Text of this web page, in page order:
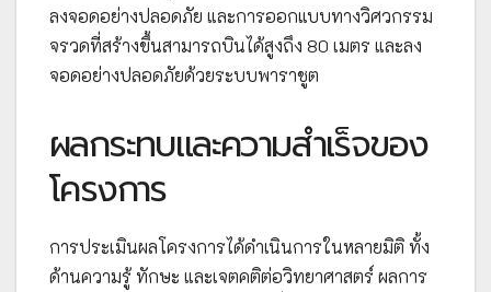
ลงจอดอย่างปลอดภัย และการออกแบบทางวิศวกรรม
จรวดที่สร้างขึ้นสามารถบินได้สูงถึง 80 เมตร และลง
จอดอย่างปลอดภัยด้วยระบบพาราชูต
ผลกระทบและความสำเร็จของ
โครงการ
การประเมินผลโครงการได้ดำเนินการในหลายมิติ ทั้ง
ด้านความรู้ ทักษะ และเจตคติต่อวิทยาศาสตร์ ผลการ